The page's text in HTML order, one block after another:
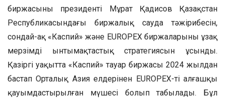
биржасының президенті Мұрат Қадисов Қазақстан
Республикасындағы биржалық сауда тәжірибесін,
сондай-ақ «Каспий» және EUROPEX биржаларының ұзақ
мерзімді ынтымақтастық стратегиясын ұсынды.
Қазіргі уақытта «Каспий» тауар биржасы 2024 жылдан
бастап Орталық Азия елдерінен EUROPEX-тің алғашқы
қауымдастырылған мүшесі болып табылады. Бұл